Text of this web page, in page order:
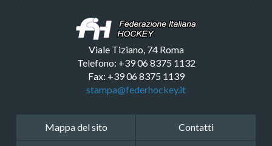
Viale Tiziano, 74 Roma
Telefono: +39 06 8375 1132
Fax: +39 06 8375 1139
stampa@federhockey.it
Mappa del sito Contatti